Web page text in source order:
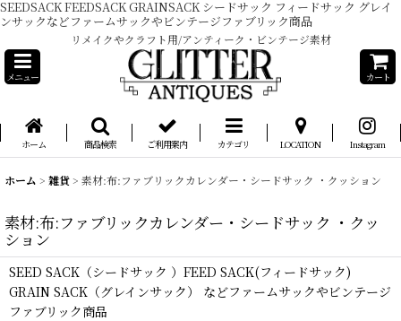
SEEDSACK FEEDSACK GRAINSACK シードサック フィードサック グレイ
ンサックなどファームサックやビンテージファブリック商品
リメイクやクラフト用/アンティーク・ビンテージ素材
メニュー カート
ホーム 商品検索 ご利用案内 カテゴリ LOCATION Instagram
ホーム > 雑貨> 素材:布:ファブリックカレンダー・シードサック ・クッション
素材:布:ファブリックカレンダー・シードサック ・クッ
ション
SEED SACK（シードサック ）FEED SACK(フィードサック)
GRAIN SACK（グレインサック） などファームサックやビンテージ
ファブリック商品